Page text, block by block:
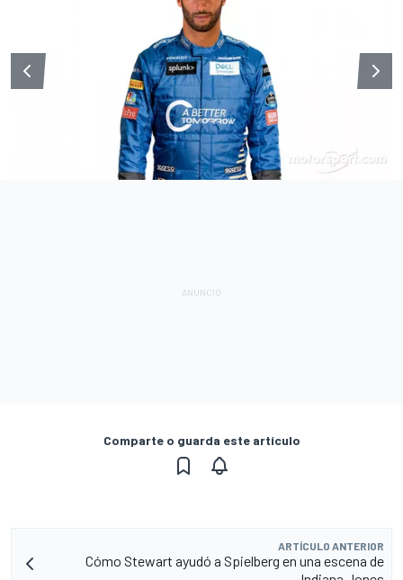
Comparte o guarda este artículo
ARTÍCULO ANTERIOR
Cómo Stewart ayudó a Spielberg en una escena de